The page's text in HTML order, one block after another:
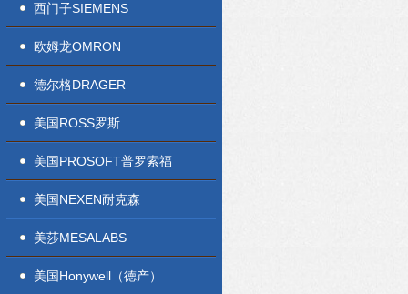
西门子SIEMENS
欧姆龙OMRON
德尔格DRAGER
美国ROSS罗斯
美国PROSOFT普罗索福
美国NEXEN耐克森
美莎MESALABS
美国Honywell（徳产）